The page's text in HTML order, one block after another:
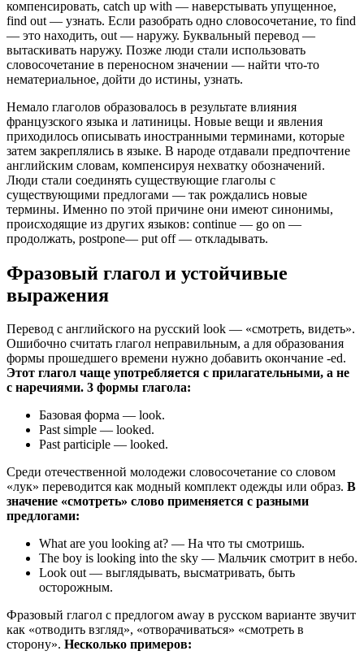
компенсировать, catch up with — наверстывать упущенное,
find out — узнать. Если разобрать одно словосочетание, то find
— это находить, out — наружу. Буквальный перевод —
вытаскивать наружу. Позже люди стали использовать
словосочетание в переносном значении — найти что-то
нематериальное, дойти до истины, узнать.
Немало глаголов образовалось в результате влияния
французского языка и латиницы. Новые вещи и явления
приходилось описывать иностранными терминами, которые
затем закреплялись в языке. В народе отдавали предпочтение
английским словам, компенсируя нехватку обозначений.
Люди стали соединять существующие глаголы с
существующими предлогами — так рождались новые
термины. Именно по этой причине они имеют синонимы,
происходящие из других языков: continue — go on —
продолжать, postpone— put off — откладывать.
Фразовый глагол и устойчивые
выражения
Перевод с английского на русский look — «смотреть, видеть».
Ошибочно считать глагол неправильным, а для образования
формы прошедшего времени нужно добавить окончание -ed.
Этот глагол чаще употребляется с прилагательными, а не
с наречиями. 3 формы глагола:
Базовая форма — look.
Past simple — looked.
Past participle — looked.
Среди отечественной молодежи словосочетание со словом
«лук» переводится как модный комплект одежды или образ. В
значение «смотреть» слово применяется с разными
предлогами:
What are you looking at? — На что ты смотришь.
The boy is looking into the sky — Мальчик смотрит в небо.
Look out — выглядывать, высматривать, быть
осторожным.
Фразовый глагол с предлогом away в русском варианте звучит
как «отводить взгляд», «отворачиваться» «смотреть в
сторону». Несколько примеров: